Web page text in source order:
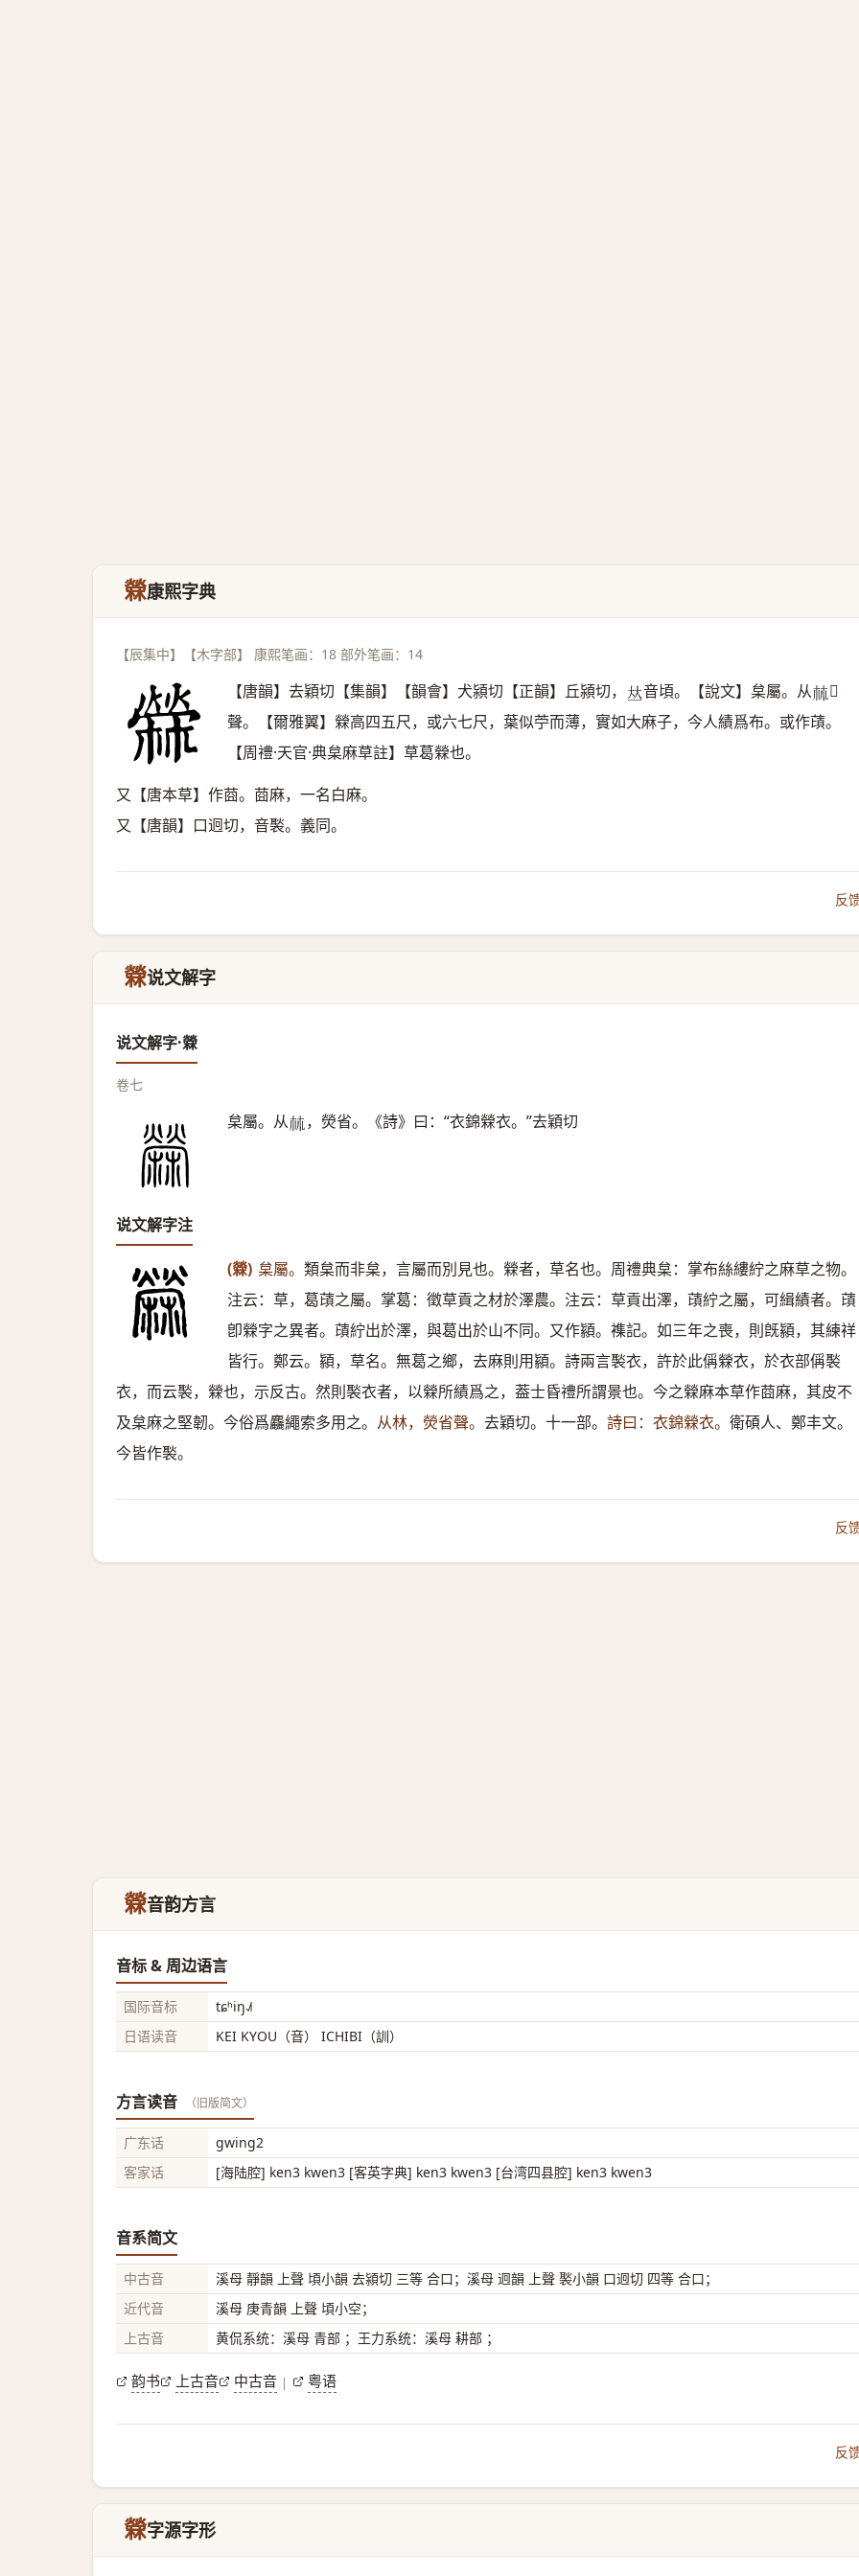
檾康熙字典
【辰集中】【木字部】 康熙笔画：18 部外笔画：14
【唐韻】去穎切【集韻】【韻會】犬潁切【正韻】丘潁切， 𠀤音頃。【說文】枲屬。从𣏟
聲。【爾雅翼】檾高四五尺，或六七尺，葉似苧而薄，實如大麻子，今人績爲布。或作䔛。
【周禮·天官·典枲麻草註】草葛檾也。
又【唐本草】作莔。莔麻，一名白麻。
又【唐韻】口迥切，音褧。義同。
反
檾说文解字
说文解字·檾
卷七
枲屬。从𣏟，熒省。《詩》曰：“衣錦檾衣。”去穎切
说文解字注
(檾) 枲屬。 類枲而非枲，言屬而別見也。檾者，草名也。周禮典枲：掌布絲縷紵之麻草之物。
注云：草，葛䔛之屬。掌葛：徵草貢之材於澤農。注云：草貢出澤，䔛紵之屬，可緝績者。䔛
卽檾字之異者。䔛紵出於澤，與葛出於山不同。又作顈。襍記。如三年之喪，則旣顈，其練祥
皆行。鄭云。顈，草名。無葛之鄉，去麻則用顈。詩兩言褧衣，許於此偁檾衣，於衣部偁褧
衣，而云褧，檾也，示反古。然則褧衣者，以檾所績爲之，葢士昏禮所謂景也。今之檾麻本草作莔麻，其皮不
及枲麻之堅韌。今俗爲麤繩索多用之。 从林，熒省聲。 去穎切。十一部。 詩曰：衣錦檾衣。 衛碩人、鄭丰文。
今皆作褧。
反
檾音韵方言
音标 & 周边语言
国际音标
tɕʰiŋ˨˩˦
日语读音
KEI KYOU（音） ICHIBI（訓）
方言读音 （旧版简文）
广东话
gwing2
客家话
[海陆腔] ken3 kwen3 [客英字典] ken3 kwen3 [台湾四县腔] ken3 kwen3
音系简文
中古音
溪母 靜韻 上聲 頃小韻 去潁切 三等 合口；溪母 迥韻 上聲 褧小韻 口迥切 四等 合口；
近代音
溪母 庚青韻 上聲 頃小空；
上古音
黄侃系统：溪母 青部 ；王力系统：溪母 耕部 ；
韵书 上古音 中古音 | 粤语
反
檾字源字形